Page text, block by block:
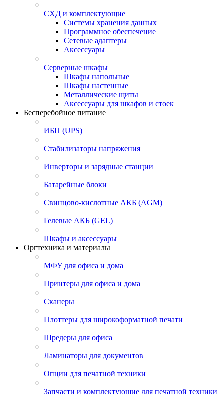
СХД и комплектующие
Системы хранения данных
Программное обеспечение
Сетевые адаптеры
Аксессуары
Серверные шкафы
Шкафы напольные
Шкафы настенные
Металлические щиты
Аксессуары для шкафов и стоек
Бесперебойное питание
ИБП (UPS)
Стабилизаторы напряжения
Инверторы и зарядные станции
Батарейные блоки
Свинцово-кислотные АКБ (AGM)
Гелевые АКБ (GEL)
Шкафы и аксессуары
Оргтехника и материалы
МФУ для офиса и дома
Принтеры для офиса и дома
Сканеры
Плоттеры для широкоформатной печати
Шредеры для офиса
Ламинаторы для документов
Опции для печатной техники
Запчасти и комплектующие для печатной техники